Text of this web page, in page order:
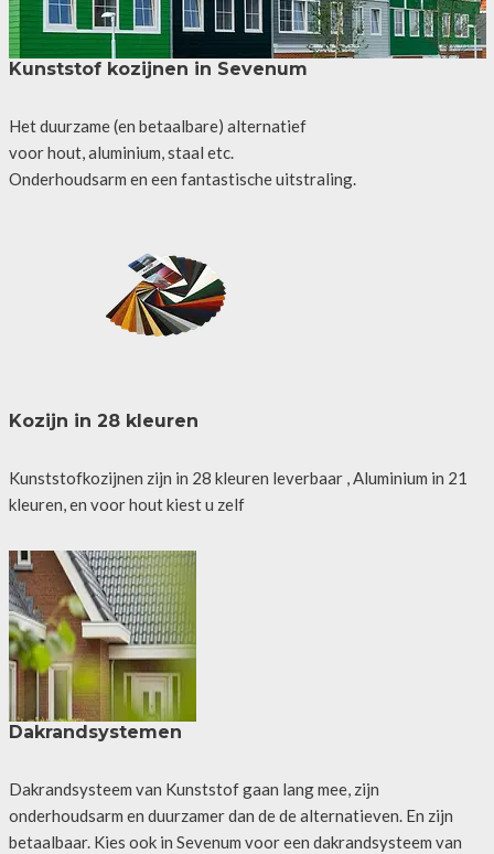
Kunststof kozijnen in Sevenum
Het duurzame (en betaalbare) alternatief
voor hout, aluminium, staal etc.
Onderhoudsarm en een fantastische uitstraling.
Kozijn in 28 kleuren
Kunststofkozijnen zijn in 28 kleuren leverbaar , Aluminium in 21
kleuren, en voor hout kiest u zelf
Dakrandsystemen
Dakrandsysteem van Kunststof gaan lang mee, zijn
onderhoudsarm en duurzamer dan de de alternatieven. En zijn
betaalbaar. Kies ook in Sevenum voor een dakrandsysteem van